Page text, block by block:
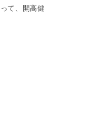
て、開高健